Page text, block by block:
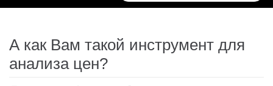
А как Вам такой инструмент для
анализа цен?